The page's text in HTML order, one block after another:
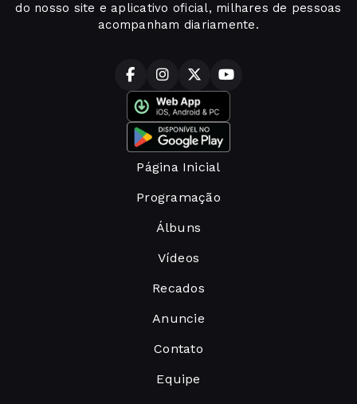
do nosso site e aplicativo oficial, milhares de pessoas
acompanham diariamente.
Página Inicial
Programação
Álbuns
Vídeos
Recados
Anuncie
Contato
Equipe